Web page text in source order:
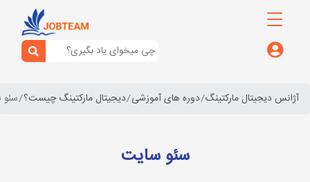
آژانس دیجیتال مارکتینگ دوره های آموزشی دیجیتال مارکتینگ چیست؟
سئو سایت